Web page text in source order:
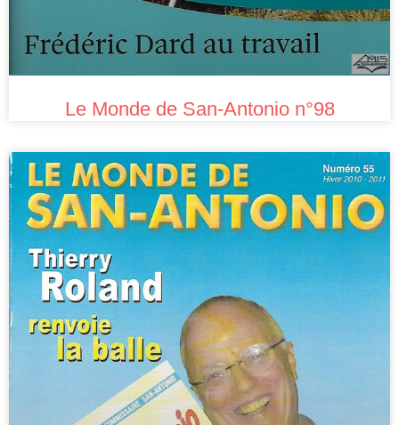
Le Monde de San-Antonio n°98